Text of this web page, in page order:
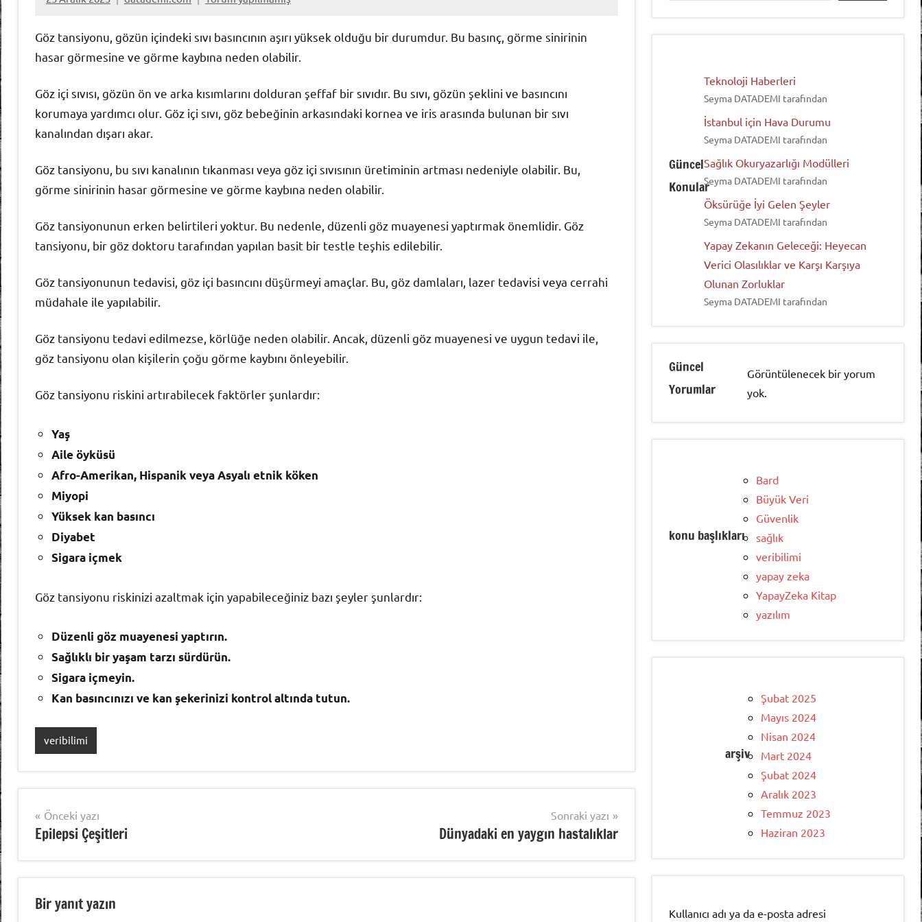
Göz tansiyonu, gözün içindeki sıvı basıncının aşırı yüksek olduğu bir durumdur. Bu basınç, görme sinirinin
hasar görmesine ve görme kaybına neden olabilir.
Göz içi sıvısı, gözün ön ve arka kısımlarını dolduran şeffaf bir sıvıdır. Bu sıvı, gözün şeklini ve basıncını
korumaya yardımcı olur. Göz içi sıvı, göz bebeğinin arkasındaki kornea ve iris arasında bulunan bir sıvı
kanalından dışarı akar.
Göz tansiyonu, bu sıvı kanalının tıkanması veya göz içi sıvısının üretiminin artması nedeniyle olabilir. Bu,
görme sinirinin hasar görmesine ve görme kaybına neden olabilir.
Göz tansiyonunun erken belirtileri yoktur. Bu nedenle, düzenli göz muayenesi yaptırmak önemlidir. Göz
tansiyonu, bir göz doktoru tarafından yapılan basit bir testle teşhis edilebilir.
Göz tansiyonunun tedavisi, göz içi basıncını düşürmeyi amaçlar. Bu, göz damlaları, lazer tedavisi veya cerrahi
müdahale ile yapılabilir.
Göz tansiyonu tedavi edilmezse, körlüğe neden olabilir. Ancak, düzenli göz muayenesi ve uygun tedavi ile,
göz tansiyonu olan kişilerin çoğu görme kaybını önleyebilir.
Göz tansiyonu riskini artırabilecek faktörler şunlardır:
Yaş
Aile öyküsü
Afro-Amerikan, Hispanik veya Asyalı etnik köken
Miyopi
Yüksek kan basıncı
Diyabet
Sigara içmek
Göz tansiyonu riskinizi azaltmak için yapabileceğiniz bazı şeyler şunlardır:
Düzenli göz muayenesi yaptırın.
Sağlıklı bir yaşam tarzı sürdürün.
Sigara içmeyin.
Kan basıncınızı ve kan şekerinizi kontrol altında tutun.
veribilimi
Yazı
gezinmesi
Önceki yazı
Epilepsi Çeşitleri
Sonraki yazı
Dünyadaki en yaygın hastalıklar
Bir yanıt yazın
Güncel
Konular
Teknoloji Haberleri
Seyma DATADEMI tarafından
İstanbul için Hava Durumu
Seyma DATADEMI tarafından
Sağlık Okuryazarlığı Modülleri
Seyma DATADEMI tarafından
Öksürüğe İyi Gelen Şeyler
Seyma DATADEMI tarafından
Yapay Zekanın Geleceği: Heyecan
Verici Olasılıklar ve Karşı Karşıya
Olunan Zorluklar
Seyma DATADEMI tarafından
Güncel
Yorumlar
Görüntülenecek bir yorum
yok.
konu başlıkları
Bard
Büyük Veri
Güvenlik
sağlık
veribilimi
yapay zeka
YapayZeka Kitap
yazılım
arşiv
Şubat 2025
Mayıs 2024
Nisan 2024
Mart 2024
Şubat 2024
Aralık 2023
Temmuz 2023
Haziran 2023
Kullanıcı adı ya da e-posta adresi